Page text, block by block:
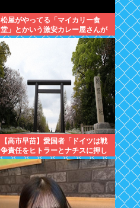
松屋がやってる「マイカリー食
堂」とかいう激安カレー屋さんが
こちらwww
【高市早苗】愛国者「ドイツは戦
争責任をヒトラーとナチスに押し
付けたくせに日本を批判しゅりゅ
なぁぁぁぁぁ！」